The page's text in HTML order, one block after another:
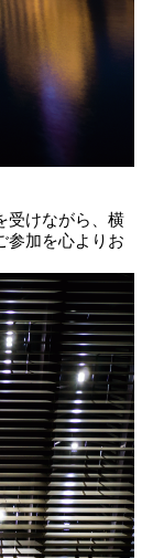
受けながら、横
参加を心よりお